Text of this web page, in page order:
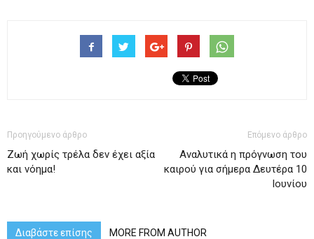
Προηγούμενο άρθρο
Ζωή χωρίς τρέλα δεν έχει αξία
και νόημα!
Επόμενο άρθρο
Αναλυτικά η πρόγνωση του
καιρού για σήμερα Δευτέρα 10
Ιουνίου
Διαβάστε επίσης MORE FROM AUTHOR